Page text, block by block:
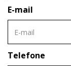
E-mail
Telefone